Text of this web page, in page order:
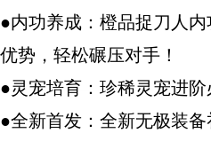
●内功养成：橙品捉刀人
优势，轻松碾压对手！
●灵宠培育：珍稀灵宠进
●全新首发：全新无极装